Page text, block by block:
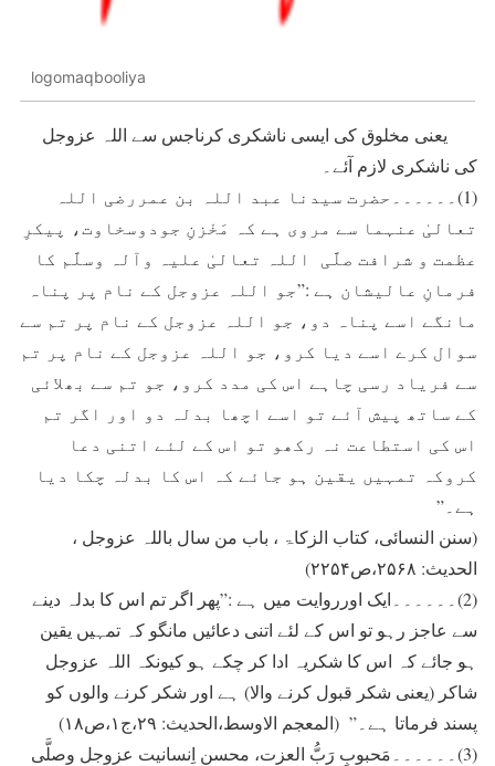
logomaqbooliya
یعنی مخلوق کی ایسی ناشکری کرناجس سے اللہ عزوجل
کی ناشکری لازم آئے۔
(1)۔۔۔۔۔۔حضرت سیدنا عبد اللہ بن عمررضی اللہ
تعالیٰ عنہما سے مروی ہے کہ مَخْزنِ جودوسخاوت، پیکرِ
عظمت و شرافت صلَّی اللہ تعالیٰ علیہ وآلہ وسلَّم کا
فرمانِ عالیشان ہے :”جو اللہ عزوجل کے نام پر پناہ
مانگے اسے پناہ دو، جو اللہ عزوجل کے نام پر تم سے
سوال کرے اسے ديا کرو، جو اللہ عزوجل کے نام پر تم
سے فریاد رسی چاہے اس کی مدد کرو، جو تم سے بھلائی
کے ساتھ پيش آئے تو اسے اچھا بدلہ دو اور اگر تم
اس کی استطاعت نہ رکھو تو اس کے لئے اتنی دعا
کروکہ تمہيں يقين ہو جائے کہ اس کا بدلہ چکا ديا
ہے۔”
(سنن النسائی، کتاب الزکاۃ ، باب من سال باللہ عزوجل ،
الحدیث: ۲۵۶۸،ص۲۲۵۴)
(2)۔۔۔۔۔۔ايک اورروايت ميں ہے :”پھر اگر تم اس کا بدلہ دينے
سے عاجز رہو تو اس کے لئے اتنی دعائيں مانگو کہ تمہيں يقين
ہو جائے کہ اس کا شکريہ ادا کر چکے ہو کيونکہ اللہ عزوجل
شاکر (یعنی شکر قبول کرنے والا) ہے اور شکر کرنے والوں کو
پسند فرماتا ہے۔” (المعجم الاوسط،الحدیث: ۲۹،ج۱،ص۱۸)
(3)۔۔۔۔۔۔مَحبوبِ رَبُّ العزت، محسنِ اِنسانیت عزوجل وصلَّی